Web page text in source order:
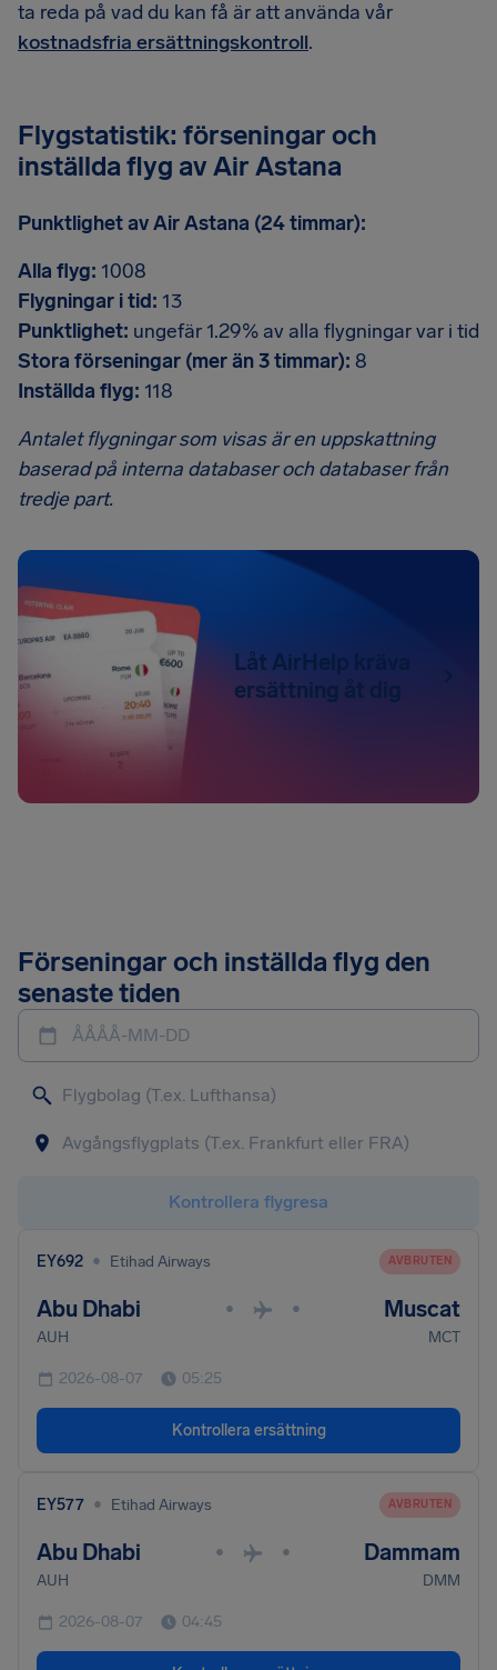
ta reda på vad du kan få är att använda vår
kostnadsfria ersättningskontroll.
Flygstatistik: förseningar och
inställda flyg av Air Astana
Punktlighet av Air Astana (24 timmar):
Alla flyg: 1008
Flygningar i tid: 13
Punktlighet: ungefär 1.29% av alla flygningar var i tid
Stora förseningar (mer än 3 timmar): 8
Inställda flyg: 118
Antalet flygningar som visas är en uppskattning
baserad på interna databaser och databaser från
tredje part.
Låt AirHelp kräva
ersättning åt dig
Förseningar och inställda flyg den
senaste tiden
ÅÅÅÅ-MM-DD
Kontrollera flygresa
EY692 • Etihad Airways AVBRUTEN
Abu Dhabi • • Muscat
AUH MCT
2026-08-07 05:25
Kontrollera ersättning
EY577 • Etihad Airways AVBRUTEN
Abu Dhabi • • Dammam
AUH DMM
2026-08-07 04:45